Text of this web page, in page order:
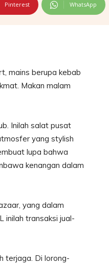
Pinterest WhatsApp
mains berupa kebab
Makan malam
Inilah salat pusat
yang stylish
lupa bahwa
kenangan dalam
yang dalam
inilah transaksi jual-
terjaga. Di lorong-